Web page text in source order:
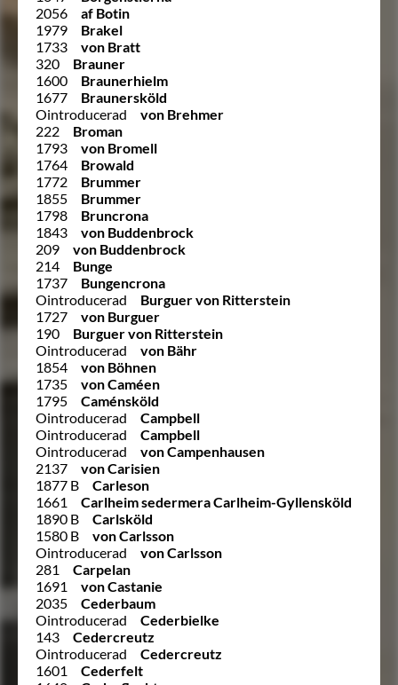
2056
af Botin
1979
Brakel
1733
von Bratt
320
Brauner
1600
Braunerhielm
1677
Braunersköld
Ointroducerad
von Brehmer
222
Broman
1793
von Bromell
1764
Browald
1772
Brummer
1855
Brummer
1798
Bruncrona
1843
von Buddenbrock
209
von Buddenbrock
214
Bunge
1737
Bungencrona
Ointroducerad
Burguer von Ritterstein
1727
von Burguer
190
Burguer von Ritterstein
Ointroducerad
von Bähr
1854
von Böhnen
1735
von Caméen
1795
Caménsköld
Ointroducerad
Campbell
Ointroducerad
Campbell
Ointroducerad
von Campenhausen
2137
von Carisien
1877 B
Carleson
1661
Carlheim sedermera Carlheim-Gyllensköld
1890 B
Carlsköld
1580 B
von Carlsson
Ointroducerad
von Carlsson
281
Carpelan
1691
von Castanie
2035
Cederbaum
Ointroducerad
Cederbielke
143
Cedercreutz
Ointroducerad
Cedercreutz
1601
Cederfelt